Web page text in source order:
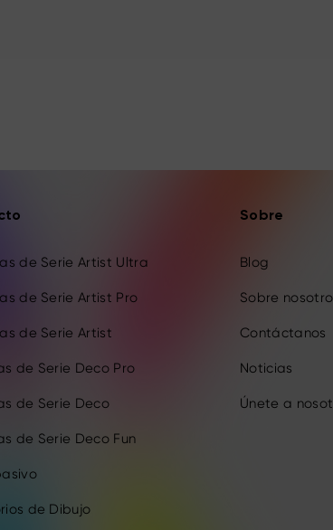
de Serie Artist Ultra
de Serie Artist Pro
de Serie Artist
de Serie Deco Pro
de Serie Deco
de Serie Deco Fun
de Dibujo
Sobre
Blog
Sobre
Contáctanos
Noticias
Únete a